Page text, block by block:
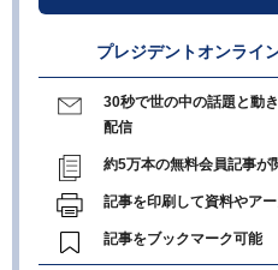
プレジデントオンライ
30秒で世の中の話題と動
配信
約5万本の無料会員記事が
記事を印刷して資料やア
記事をブックマーク可能